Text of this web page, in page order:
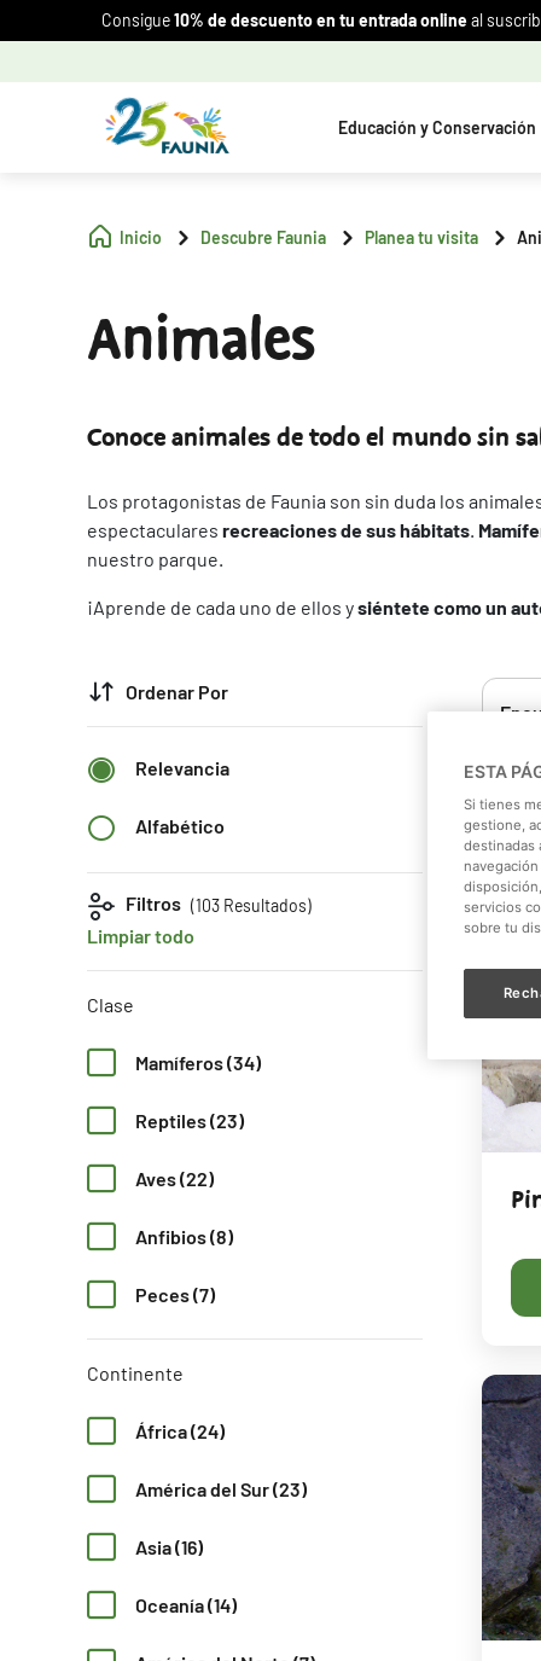
Consigue10% de descuento en tu entrada onlineal
Educación y Conservación
Inicio Descubre Faunia Planea tu visita
Animales
Conoce animales de todo el mundo sin
Los protagonistas de Faunia son sin duda los
espectaculares recreaciones de sus hábitats.
nuestro parque.
¡Aprende de cada uno de ellos ysiéntete como un
Ordenar Por
Relevancia
Alfabético
Filtros (103 Resultados)
Limpiar todo
Clase
Mamíferos (34)
Reptiles (23)
Aves (22)
Anfibios (8)
Peces (7)
Continente
África (24)
América del Sur (23)
Asia (16)
Oceanía (14)
ESTA
Si tienes
gestione,
destinadas
servicios
sobre tu